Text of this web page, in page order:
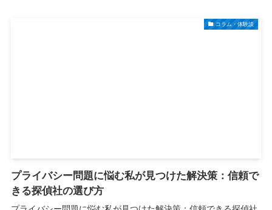
コラム・体験談
プライバシー問題に悩む私が見つけた解決策：信頼で
きる探偵社の選び方